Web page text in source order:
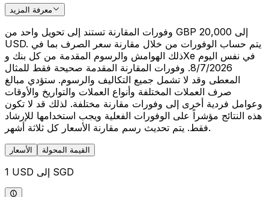
معرفة المزيد
وفورات المقارنة تستند إلى تحويل واحد من GBP 20,000 إلى
USD. يتم حساب الوفورات من خلال مقارنة سعر الصرف بما في
ذلك الهوامش والرسوم المقدمة من كل بنك وXe في نفس اليوم
8/7/2026. وفورات المقارنة المقدمة صحيحة فقط للمثال
المعطى وقد لا تشمل جميع التكاليف والرسوم. ستؤدي مبالغ
صرف العملات المختلفة وأنواع العملات والتواريخ والأوقات
وعوامل فردية أخرى إلى وفورات مقارنة مختلفة. لذلك قد لا تكون
هذه النتائج مؤشراً على الوفورات الفعلية ويجب استخدامها للإرشاد
فقط. يتم تحديث رسم مقارنة الأسعار كل ثلاثة أشهر.
الأسعار القيمة المحولة
1 USD إلى SGD